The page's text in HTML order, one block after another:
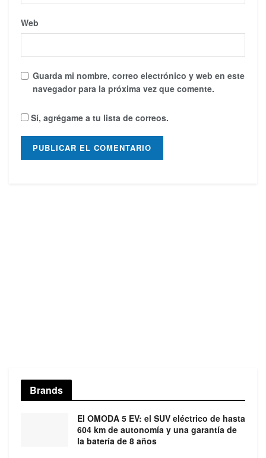
Web
Guarda mi nombre, correo electrónico y web en este
navegador para la próxima vez que comente.
Sí, agrégame a tu lista de correos.
Brands
El OMODA 5 EV: el SUV eléctrico de hasta
604 km de autonomía y una garantía de
la batería de 8 años